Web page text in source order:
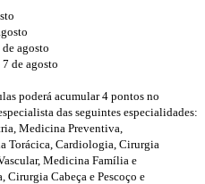
agosto
de agosto
poderá acumular 4 pontos no
das seguintes especialidades:
Medicina Preventiva,
Torácica, Cardiologia, Cirurgia
Medicina Família e
Cabeça e Pescoço e